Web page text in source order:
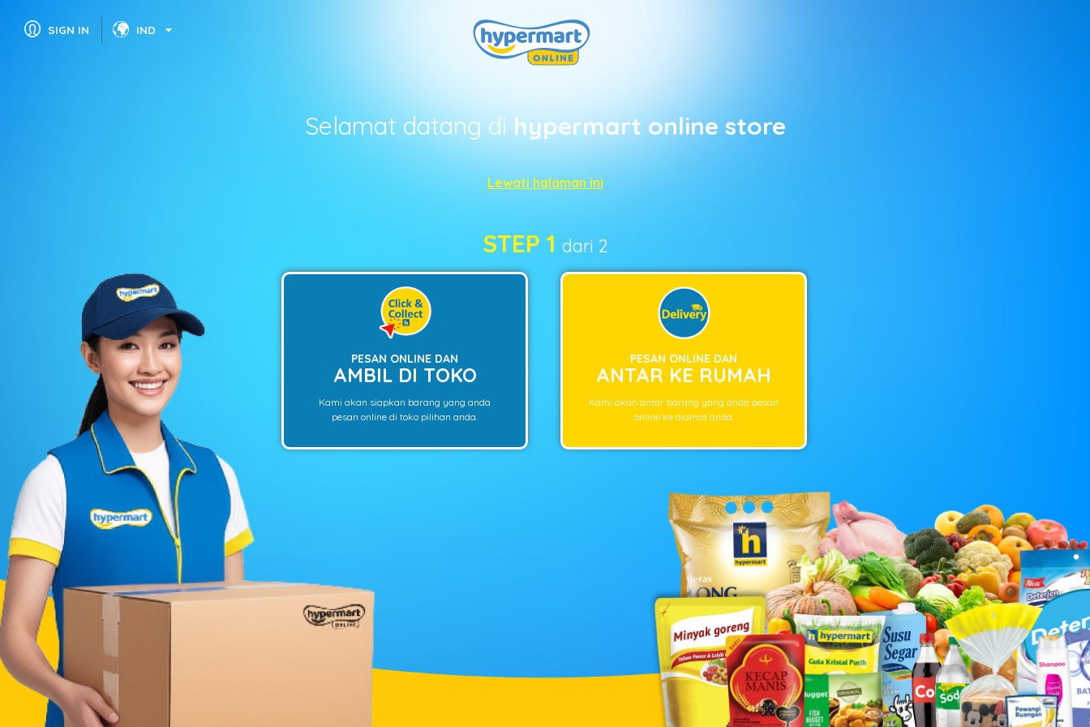
SIGN IN IND
Selamat datang di hypermart online store
Lewati halaman ini
STEP 1 dari 2
PESAN ONLINE DAN
AMBIL DI TOKO
Kami akan siapkan barang yang anda
pesan online di toko pilihan anda.
PESAN ONLINE DAN
ANTAR KE RUMAH
Kami akan antar barang yang anda pesan
online ke alamat anda.